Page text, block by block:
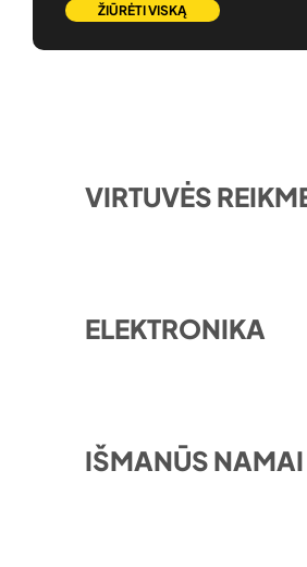
ŽIŪRĖTI VISKĄ
VIRTUVĖS
ELEKTRONIKA
IŠMANŪS NAMAI